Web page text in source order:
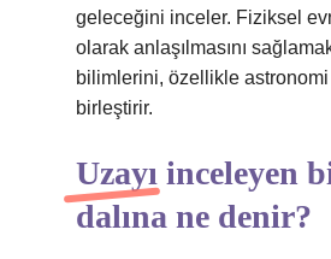
geleceğini inceler. Fiziksel
olarak anlaşılmasını
bilimlerini, özellikle
birleştirir.
Uzayı inceleyen
dalına ne denir?